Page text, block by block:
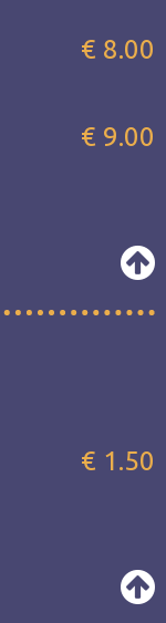
€ 8.00
€ 9.00
€ 1.50